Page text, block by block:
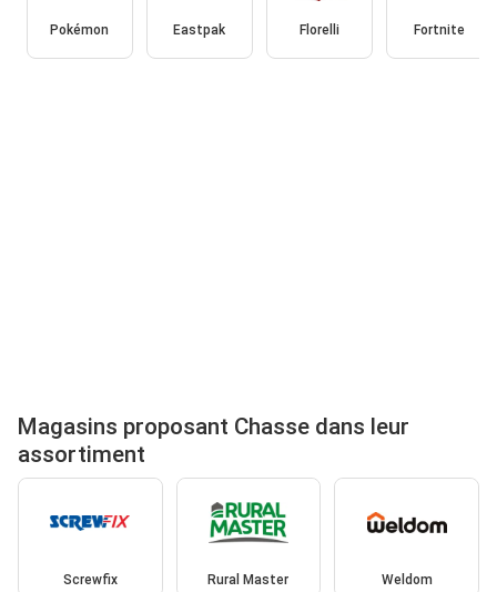
Pokémon Eastpak Florelli Fortnite
Magasins proposant Chasse dans leur
assortiment
Screwfix Rural Master Weldom